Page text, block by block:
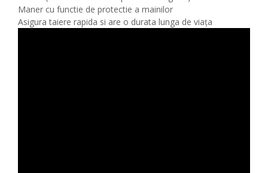
Maner cu functie de protectie a mainilor
Asigura taiere rapida si are o durata lunga de viața